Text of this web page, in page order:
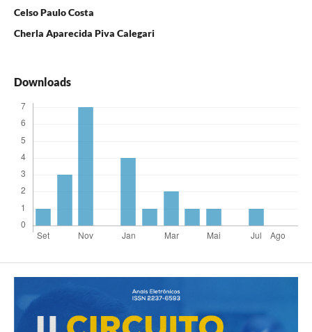
Celso Paulo Costa
Cherla Aparecida Piva Calegari
Downloads